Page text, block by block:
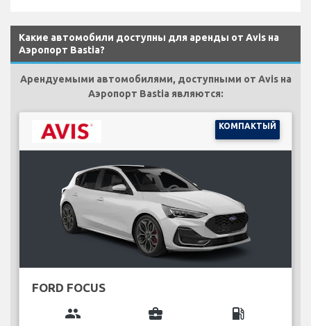
Какие автомобили доступны для аренды от Avis на
Аэропорт Bastia?
Арендуемыми автомобилями, доступными от Avis на
Аэропорт Bastia являются:
КОМПАКТЫЙ
FORD FOCUS
group business_center local_gas_station